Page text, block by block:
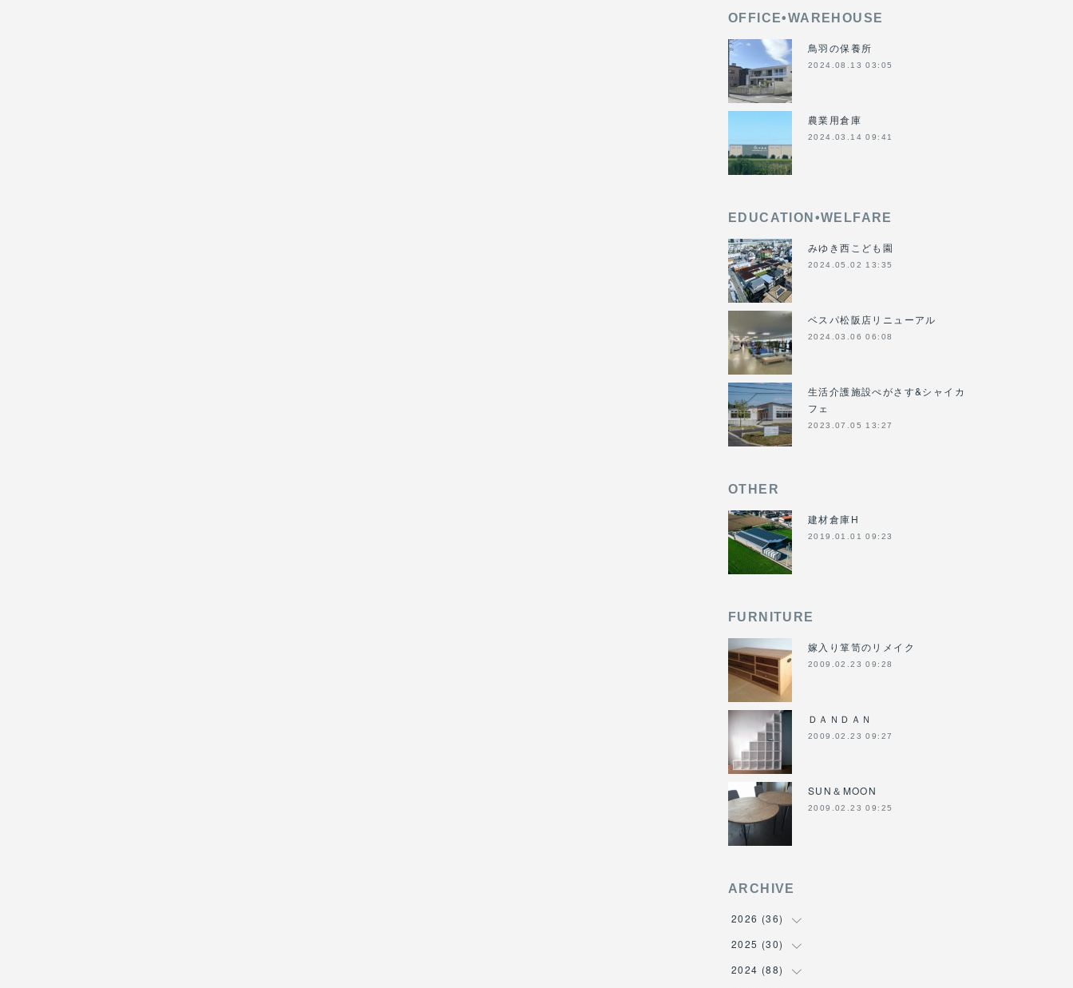
OFFICE•WAREHOUSE
鳥羽の保養所
2024.08.13 03:05
農業用倉庫
2024.03.14 09:41
EDUCATION•WELFARE
みゆき西こども園
2024.05.02 13:35
ベスパ松阪店リニューアル
2024.03.06 06:08
生活介護施設ぺがさす&シャイカ
フェ
2023.07.05 13:27
OTHER
建材倉庫H
2019.01.01 09:23
FURNITURE
嫁入り箪笥のリメイク
2009.02.23 09:28
ＤＡＮＤＡＮ
2009.02.23 09:27
SUN＆MOON
2009.02.23 09:25
ARCHIVE
2026 (36)
(3)
(4)
2025 (30)
(6)
2024 (88)